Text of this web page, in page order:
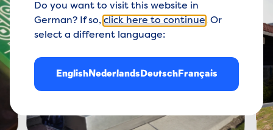
Do you want to visit this website in
German? If so, click here to continue . Or
select a different language:
EnglishNederlandsDeutschFrançais